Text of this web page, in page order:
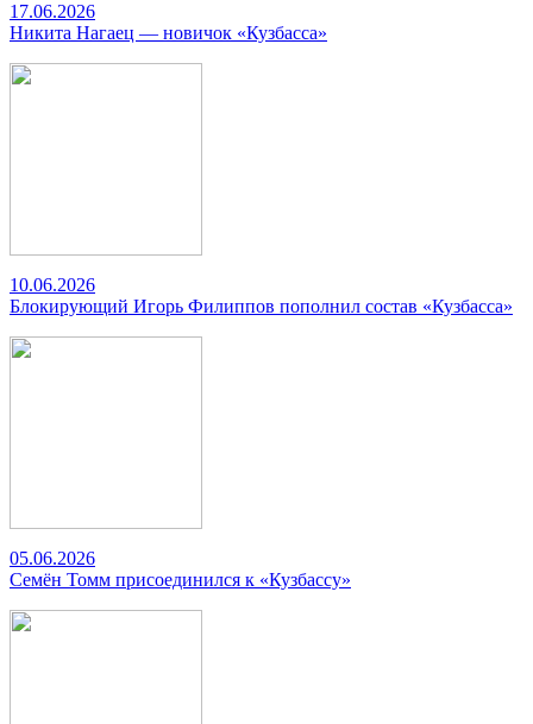
17.06.2026
Никита Нагаец — новичок «Кузбасса»
10.06.2026
Блокирующий Игорь Филиппов пополнил состав «Кузбасса»
05.06.2026
Семён Томм присоединился к «Кузбассу»